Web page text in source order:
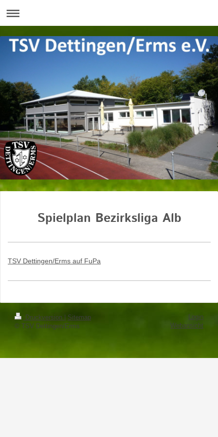
Spielplan Bezirksliga Alb
TSV Dettingen/Erms auf FuPa
Druckversion
Sitemap
© TSV Dettingen/Erms
Login
Webansicht